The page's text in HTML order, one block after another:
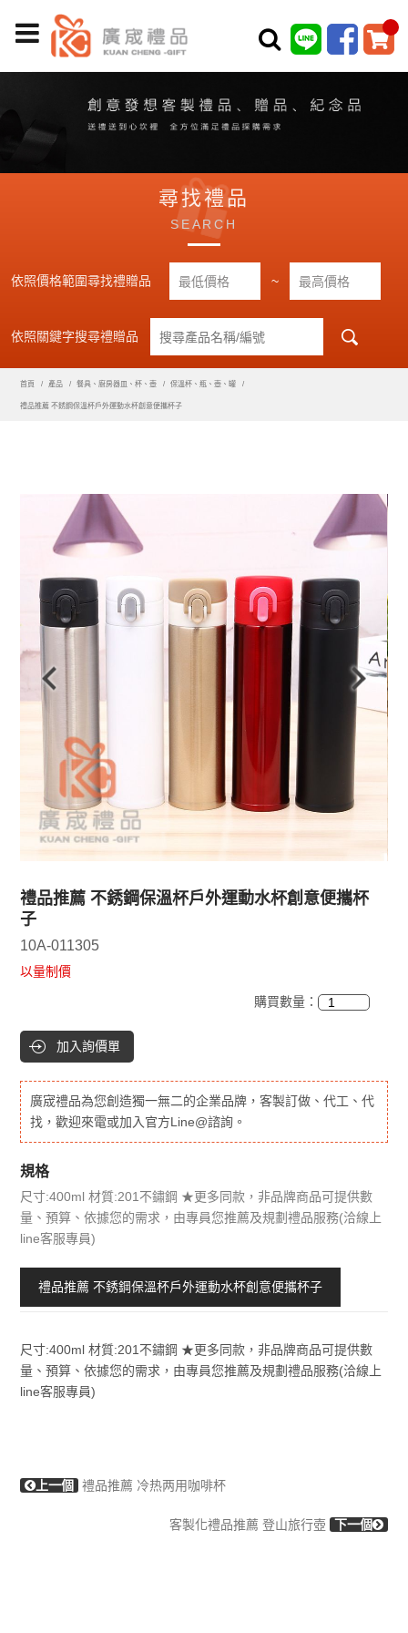
尋找禮品
SEARCH
依照價格範圍尋找禮贈品 ~
依照關鍵字搜尋禮贈品
首頁 產品 餐具、廚房器皿、杯、壺 保溫杯、瓶、壺、罐
禮品推薦 不銹鋼保溫杯戶外運動水杯創意便攜杯子
禮品推薦 不銹鋼保溫杯戶外運動水杯創意便攜杯
子
10A-011305
以量制價
購買數量：
加入詢價單
廣宬禮品為您創造獨一無二的企業品牌，客製訂做、代工、代
找，歡迎來電或加入官方Line@諮詢。
規格
尺寸:400ml 材質:201不鏽鋼 ★更多同款，非品牌商品可提供數
量、預算、依據您的需求，由專員您推薦及規劃禮品服務(洽線上
line客服專員)
禮品推薦 不銹鋼保溫杯戶外運動水杯創意便攜杯子
尺寸:400ml 材質:201不鏽鋼 ★更多同款，非品牌商品可提供數
量、預算、依據您的需求，由專員您推薦及規劃禮品服務(洽線上
line客服專員)
上一個 禮品推薦 冷热两用咖啡杯
客製化禮品推薦 登山旅行壺 下一個